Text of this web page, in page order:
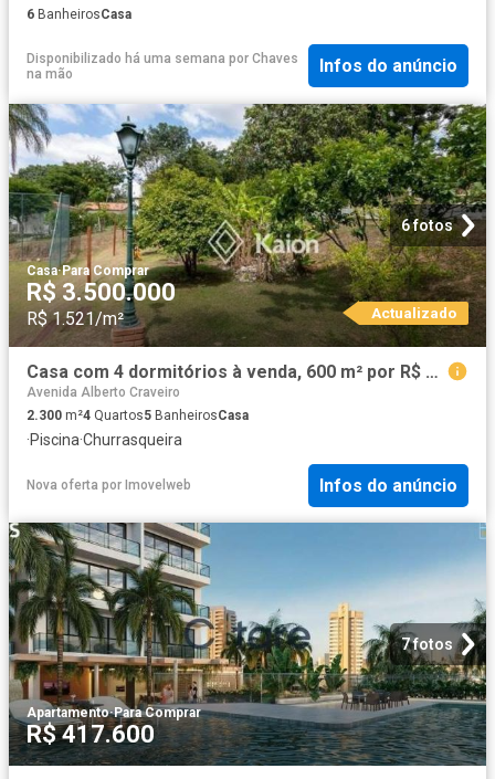
6 BanheirosCasa
Disponibilizado há uma semana por Chaves
na mão
Infos do anúncio
6 fotos
Casa·Para Comprar
R$ 3.500.000
R$ 1.521/m² Actualizado
Casa com 4 dormitórios à venda, 600 m² por R$ 3.500.000,00 Condomínio City Castelo Itu/SP
Avenida Alberto Craveiro
2.300 m²4 Quartos5 BanheirosCasa
·Piscina·Churrasqueira
Nova oferta por Imovelweb Infos do anúncio
7 fotos
Apartamento·Para Comprar
R$ 417.600